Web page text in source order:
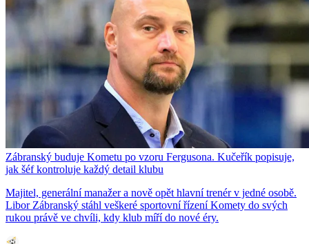
Zábranský buduje Kometu po vzoru Fergusona. Kučeřík popisuje,
jak šéf kontroluje každý detail klubu
Majitel, generální manažer a nově opět hlavní trenér v jedné osobě.
Libor Zábranský stáhl veškeré sportovní řízení Komety do svých
rukou právě ve chvíli, kdy klub míří do nové éry.